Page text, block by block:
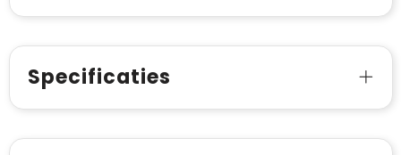
Specificaties